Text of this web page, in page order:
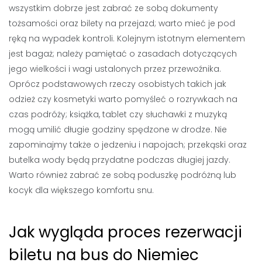
wszystkim dobrze jest zabrać ze sobą dokumenty
tożsamości oraz bilety na przejazd; warto mieć je pod
ręką na wypadek kontroli. Kolejnym istotnym elementem
jest bagaż; należy pamiętać o zasadach dotyczących
jego wielkości i wagi ustalonych przez przewoźnika.
Oprócz podstawowych rzeczy osobistych takich jak
odzież czy kosmetyki warto pomyśleć o rozrywkach na
czas podróży; książka, tablet czy słuchawki z muzyką
mogą umilić długie godziny spędzone w drodze. Nie
zapominajmy także o jedzeniu i napojach; przekąski oraz
butelka wody będą przydatne podczas długiej jazdy.
Warto również zabrać ze sobą poduszkę podróżną lub
kocyk dla większego komfortu snu.
Jak wygląda proces rezerwacji
biletu na bus do Niemiec